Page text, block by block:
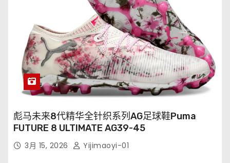
彪马未来8代精华全针织系列AG足球鞋Puma
FUTURE 8 ULTIMATE AG39-45
3月 15, 2026 Yijimaoyi-01